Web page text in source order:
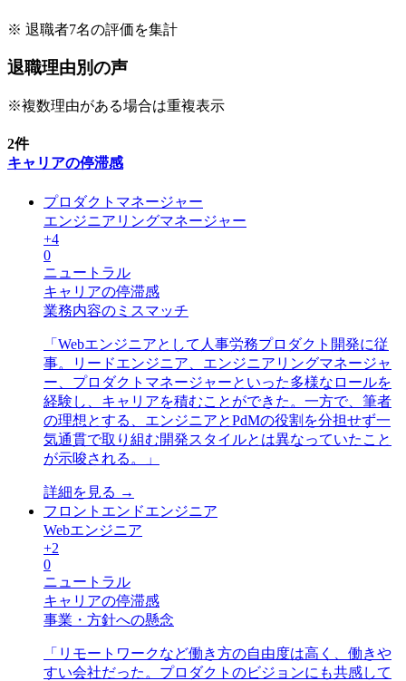
※ 退職者7名の評価を集計
退職理由別の声
※複数理由がある場合は重複表示
2件
キャリアの停滞感
プロダクトマネージャー
エンジニアリングマネージャー
+4
0
ニュートラル
キャリアの停滞感
業務内容のミスマッチ
「 Webエンジニアとして人事労務プロダクト開発に従
事。リードエンジニア、エンジニアリングマネージャ
ー、プロダクトマネージャーといった多様なロールを
経験し、キャリアを積むことができた。一方で、筆者
の理想とする、エンジニアとPdMの役割を分担せず一
気通貫で取り組む開発スタイルとは異なっていたこと
が示唆される。
」
詳細を見る →
フロントエンドエンジニア
Webエンジニア
+2
0
ニュートラル
キャリアの停滞感
事業・方針への懸念
「 リモートワークなど働き方の自由度は高く、働きや
すい会社だった。プロダクトのビジョンにも共感して